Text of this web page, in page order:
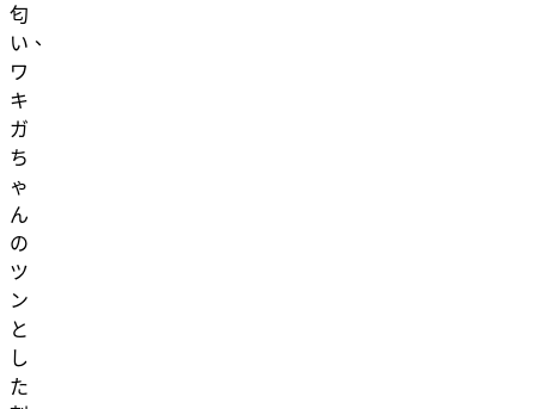
匂
い、
ワ
キ
ガ
ち
ゃ
ん
の
ツ
ン
と
し
た